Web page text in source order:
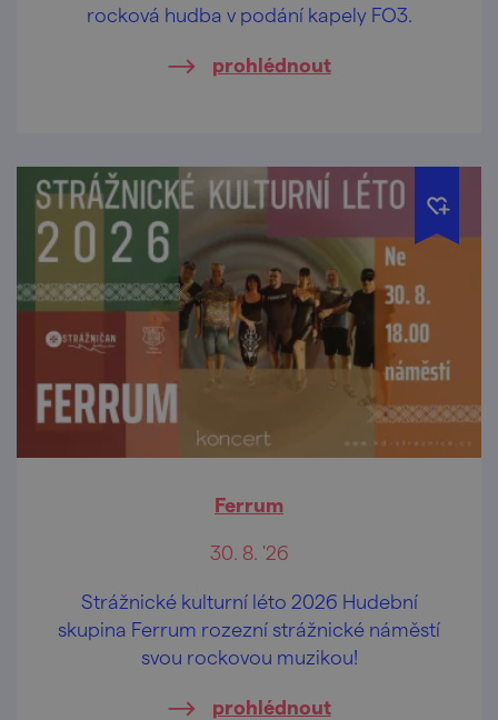
rocková hudba v podání kapely FO3.
prohlédnout
Ferrum
30. 8. '26
Strážnické kulturní léto 2026 Hudební
skupina Ferrum rozezní strážnické náměstí
svou rockovou muzikou!
prohlédnout